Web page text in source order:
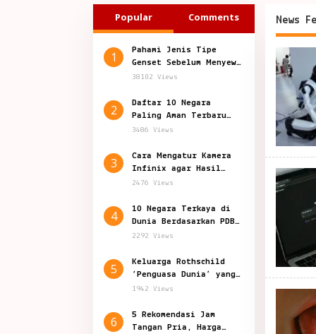
Popular Comments
1
Pahami Jenis Tipe
Genset Sebelum Menyewa
Genset
38102 Views
2
Daftar 10 Negara
Paling Aman Terbaru
2024, Indonesia Nomor?
3486 Views
3
Cara Mengatur Kamera
Infinix agar Hasil
Foto Jernih dan Bagus
2476 Views
4
10 Negara Terkaya di
Dunia Berdasarkan PDB
Per Kapita
2292 Views
5
Keluarga Rothschild
‘Penguasa Dunia’ yang
Penuh Teori Konspirasi
1942 Views
6
5 Rekomendasi Jam
Tangan Pria, Harga
News